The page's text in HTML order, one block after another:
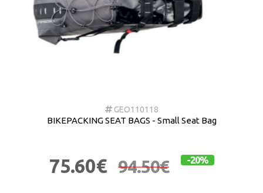
GEO110118
BIKEPACKING SEAT BAGS - Small Seat Bag
75.60€ 94.50€ -20%